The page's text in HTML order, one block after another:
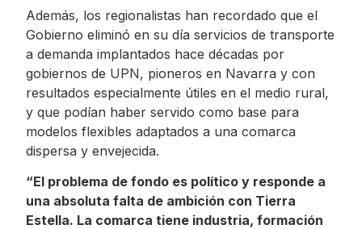
Además, los regionalistas han recordado que el
Gobierno eliminó en su día servicios de transporte
a demanda implantados hace décadas por
gobiernos de UPN, pioneros en Navarra y con
resultados especialmente útiles en el medio rural,
y que podían haber servido como base para
modelos flexibles adaptados a una comarca
dispersa y envejecida.
“El problema de fondo es político y responde a
una absoluta falta de ambición con Tierra
Estella. La comarca tiene industria, formación